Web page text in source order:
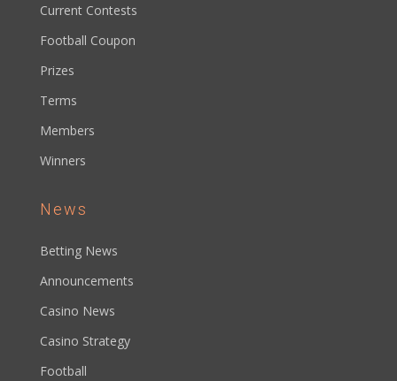
Current Contests
Football Coupon
Prizes
Terms
Members
Winners
News
Betting News
Announcements
Casino News
Casino Strategy
Football